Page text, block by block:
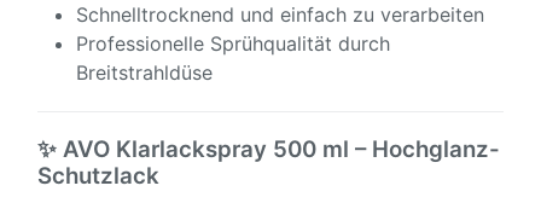
Schnelltrocknend und einfach zu verarbeiten
Professionelle Sprühqualität durch
Breitstrahldüse
✨ AVO Klarlackspray 500 ml – Hochglanz-
Schutzlack